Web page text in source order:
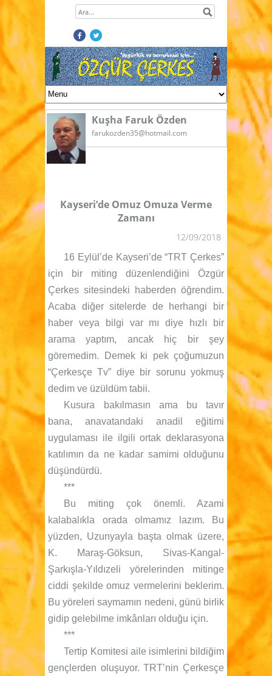
Kuşha Faruk Özden
farukozden35@hotmail.com
Kayseri’de Omuz Omuza Verme
Zamanı
12/09/2018
16 Eylül’de Kayseri’de “TRT Çerkes”
için bir miting düzenlendiğini Özgür
Çerkes sitesindeki haberden öğrendim.
Acaba diğer sitelerde de herhangi bir
haber veya bilgi var mı diye hızlı bir
arama yaptım, ancak hiç bir şey
göremedim. Demek ki pek çoğumuzun
“Çerkesçe Tv” diye bir sorunu yokmuş
dedim ve üzüldüm tabii.
Kusura bakılmasın ama bu tavır
bana, anavatandaki anadil eğitimi
uygulaması ile ilgili ortak deklarasyona
katılımın da ne kadar samimi olduğunu
düşündürdü.
***
Bu miting çok önemli. Azami
kalabalıkla orada olmamız lazım. Bu
yüzden, Uzunyayla başta olmak üzere,
K. Maraş-Göksun, Sivas-Kangal-
Şarkışla-Yıldızeli yörelerinden mitinge
ciddi şekilde omuz vermelerini beklerim.
Bu yöreleri saymamın nedeni, günü birlik
gidip gelebilme imkânları olduğu için.
***
Tertip Komitesi aile isimlerini bildiğim
gençlerden oluşuyor. TRT’nin Çerkesçe